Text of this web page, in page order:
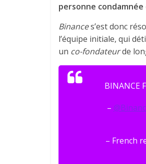
personne
Binances’est donc
l’équipe initiale, qui
un co-fondateurde
BINANCE
–
– French